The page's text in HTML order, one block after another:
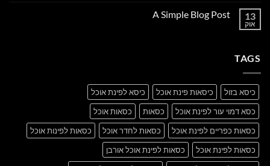
Just
13
אוק
A Simple Blog Post
TAGS
כיסא בזול כיסאות פינת אוכל
כיסא לפינת אוכל
כסא דמוי עור לפינת אוכל
כסאות
כסאות אוכל
כסאות כפריים לפינת אוכל
כסאות לחדר אוכל
כסאות לפינות אוכל
כסאות לפינת אוכל
כסאות לפינת אוכל אורבן